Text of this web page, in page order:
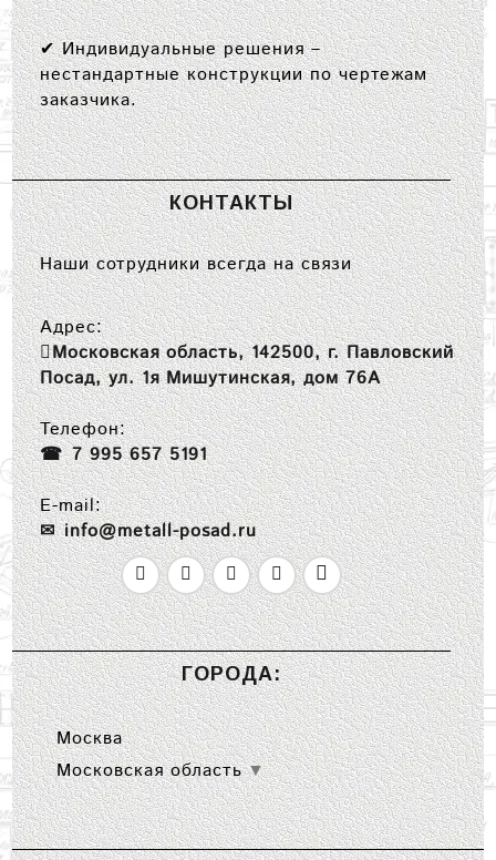
✔Индивидуальные решения–
нестандартные конструкции по чертежам
заказчика.
КОНТАКТЫ
Наши сотрудники всегда на связи
Адрес:
Московская область, 142500, г. Павловский
Посад, ул. 1я Мишутинская, дом 76А
Телефон:
7 995 657 5191
E-mail:
info@metall-posad.ru
ГОРОДА:
Москва
Московская область ▼